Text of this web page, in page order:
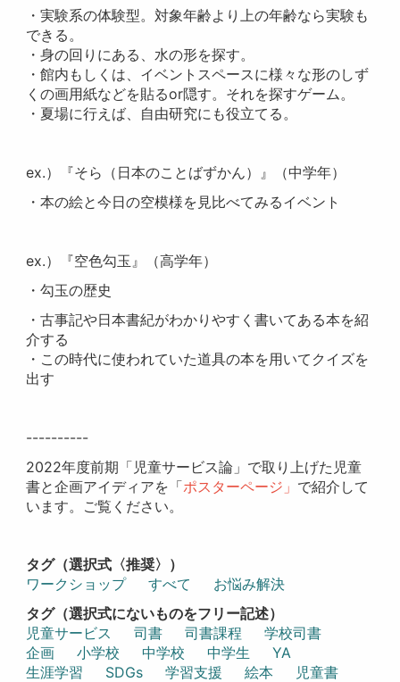
・実験系の体験型。対象年齢より上の年齢なら実験も
できる。
・身の回りにある、水の形を探す。
・館内もしくは、イベントスペースに様々な形のしず
くの画用紙などを貼るor隠す。それを探すゲーム。
・夏場に行えば、自由研究にも役立てる。
ex.）『そら（日本のことばずかん）』（中学年）
・本の絵と今日の空模様を見比べてみるイベント
ex.）『空色勾玉』（高学年）
・勾玉の歴史
・古事記や日本書紀がわかりやすく書いてある本を紹
介する
・この時代に使われていた道具の本を用いてクイズを
出す
----------
2022年度前期「児童サービス論」で取り上げた児童
書と企画アイディアを「ポスターページ」 で紹介して
います。ご覧ください。
タグ（選択式〈推奨〉）
ワークショップ
すべて
お悩み解決
タグ（選択式にないものをフリー記述）
児童サービス
司書 司書課程
学校司書
企画
小学校 中学校 中学生
YA
生涯学習
SDGs 学習支援 絵本 児童書